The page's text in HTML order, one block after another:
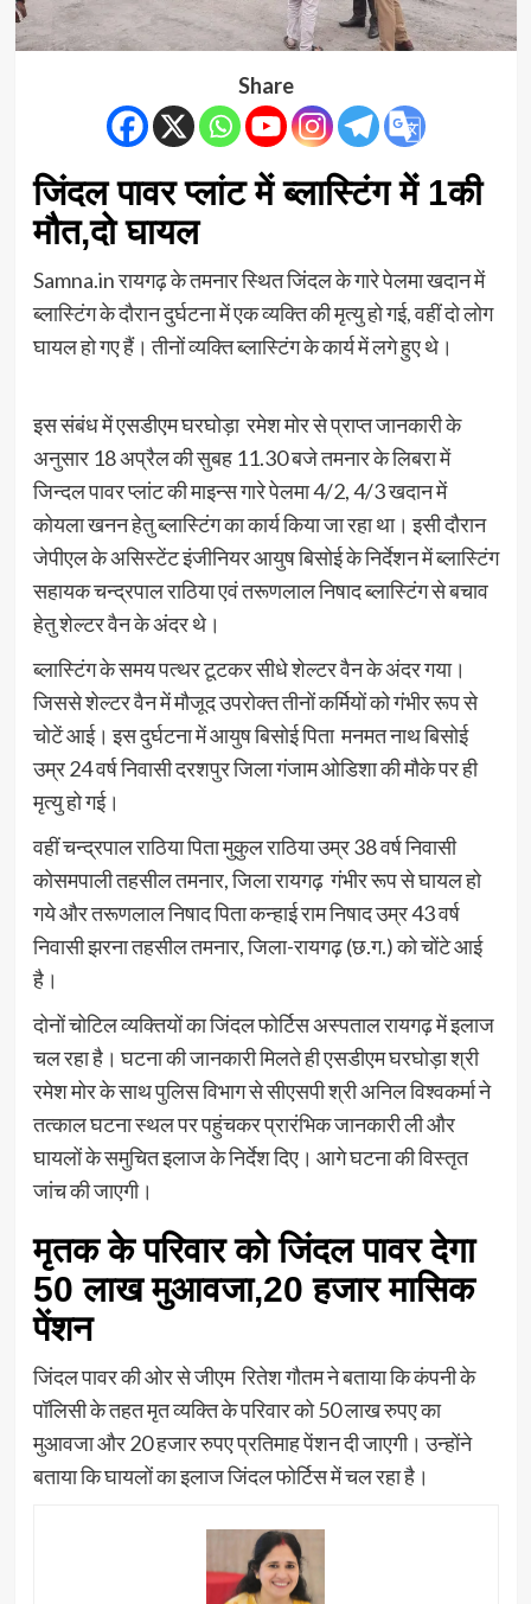
Share
जिंदल पावर प्लांट में ब्लास्टिंग में 1की
मौत,दो घायल
Samna.in रायगढ़ के तमनार स्थित जिंदल के गारे पेलमा खदान में
ब्लास्टिंग के दौरान दुर्घटना में एक व्यक्ति की मृत्यु हो गई, वहीं दो लोग
घायल हो गए हैं। तीनों व्यक्ति ब्लास्टिंग के कार्य में लगे हुए थे।
इस संबंध में एसडीएम घरघोड़ा रमेश मोर से प्राप्त जानकारी के
अनुसार 18 अप्रैल की सुबह 11.30 बजे तमनार के लिबरा में
जिन्दल पावर प्लांट की माइन्स गारे पेलमा 4/2, 4/3 खदान में
कोयला खनन हेतु ब्लास्टिंग का कार्य किया जा रहा था। इसी दौरान
जेपीएल के असिस्टेंट इंजीनियर आयुष बिसोई के निर्देशन में ब्लास्टिंग
सहायक चन्द्रपाल राठिया एवं तरूणलाल निषाद ब्लास्टिंग से बचाव
हेतु शेल्टर वैन के अंदर थे।
ब्लास्टिंग के समय पत्थर टूटकर सीधे शेल्टर वैन के अंदर गया।
जिससे शेल्टर वैन में मौजूद उपरोक्त तीनों कर्मियों को गंभीर रूप से
चोटें आई। इस दुर्घटना में आयुष बिसोई पिता मनमत नाथ बिसोई
उम्र 24 वर्ष निवासी दरशपुर जिला गंजाम ओडिशा की मौके पर ही
मृत्यु हो गई।
वहीं चन्द्रपाल राठिया पिता मुकुल राठिया उम्र 38 वर्ष निवासी
कोसमपाली तहसील तमनार, जिला रायगढ़ गंभीर रूप से घायल हो
गये और तरूणलाल निषाद पिता कन्हाई राम निषाद उम्र 43 वर्ष
निवासी झरना तहसील तमनार, जिला-रायगढ़ (छ.ग.) को चोंटे आई
है।
दोनों चोटिल व्यक्तियों का जिंदल फोर्टिस अस्पताल रायगढ़ में इलाज
चल रहा है। घटना की जानकारी मिलते ही एसडीएम घरघोड़ा श्री
रमेश मोर के साथ पुलिस विभाग से सीएसपी श्री अनिल विश्वकर्मा ने
तत्काल घटना स्थल पर पहुंचकर प्रारंभिक जानकारी ली और
घायलों के समुचित इलाज के निर्देश दिए। आगे घटना की विस्तृत
जांच की जाएगी।
मृतक के परिवार को जिंदल पावर देगा
50 लाख मुआवजा,20 हजार मासिक
पेंशन
जिंदल पावर की ओर से जीएम रितेश गौतम ने बताया कि कंपनी के
पॉलिसी के तहत मृत व्यक्ति के परिवार को 50 लाख रुपए का
मुआवजा और 20 हजार रुपए प्रतिमाह पेंशन दी जाएगी। उन्होंने
बताया कि घायलों का इलाज जिंदल फोर्टिस में चल रहा है।